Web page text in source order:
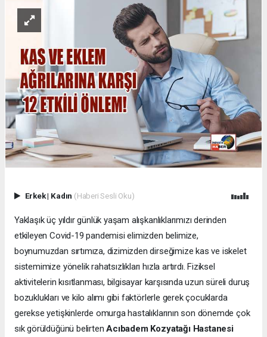
Erkek| Kadın (Haberi Sesli Oku)
Yaklaşık üç yıldır günlük yaşam alışkanlıklarımızı derinden
etkileyen Covid-19 pandemisi elimizden belimize,
boynumuzdan sırtımıza, dizimizden dirseğimize kas ve iskelet
sistemimize yönelik rahatsızlıkları hızla artırdı. Fiziksel
aktivitelerin kısıtlanması, bilgisayar karşısında uzun süreli duruş
bozuklukları ve kilo alımı gibi faktörlerle gerek çocuklarda
gerekse yetişkinlerde omurga hastalıklarının son dönemde çok
sık görüldüğünü belirtenAcıbadem Kozyatağı Hastanesi